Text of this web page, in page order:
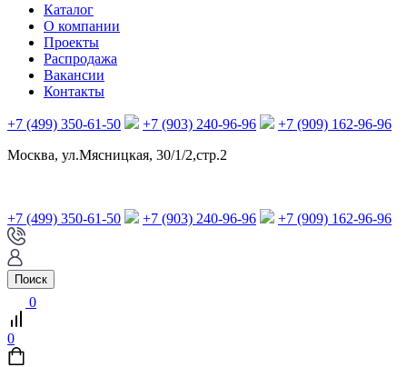
Каталог
О компании
Проекты
Распродажа
Вакансии
Контакты
+7 (499) 350-61-50 +7 (903) 240-96-96
+7 (909) 162-96-96
Москва, ул.Мясницкая, 30/1/2,стр.2
+7 (499) 350-61-50 +7 (903) 240-96-96 +7 (909) 162-96-96
Поиск
0
0